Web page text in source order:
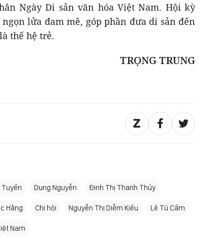
Ngày Di sản văn hóa Việt Nam. Hội kỳ
lửa đam mê, góp phần đưa di sản đến
thế hệ trẻ.
TRỌNG TRUNG
Dung Nguyễn Đinh Thị Thanh Thủy
Hằng Chi hội Nguyễn Thị Diễm Kiều Lê Tú Cẩm
Nam